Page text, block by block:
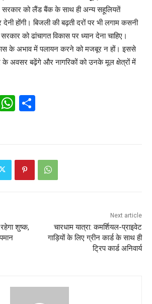
सरकार को लैंड बैंक के साथ ही अन्य सहूलियतें
होंगी। बिजली की बढ़ती दरों पर भी लगाम कसनी
को ढांचागत विकास पर ध्यान देना चाहिए।
के अभाव में पलायन करने को मजबूर न हों। इससे
के अवसर बढ़ेंगे और नागरिकों को उनके मूल क्षेत्रों में
W
A
p
शुष्क,
Next article
चारधाम यात्रा: कमर्शियल-प्राइवेट
गाड़ियों के लिए ग्रीन कार्ड के साथ ही
ट्रिप कार्ड अनिवार्य